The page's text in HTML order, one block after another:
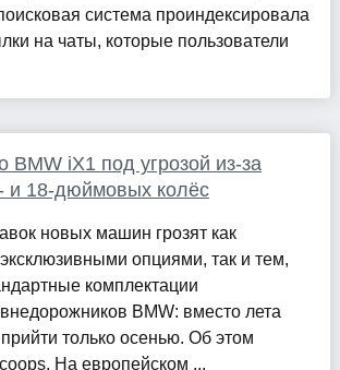
система проиндексировала
на чаты, которые пользователи
BMW iX1 под угрозой из‑за
и 18‑дюймовых колёс
новых машин грозят как
опциями, так и тем,
комплектации
BMW: вместо лета
только осенью. Об этом
На европейском ...